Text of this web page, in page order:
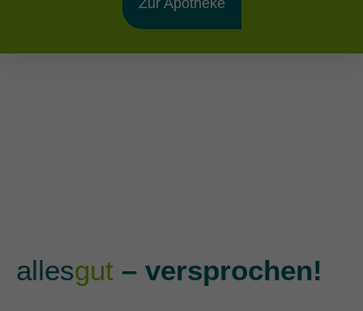
Zur Apotheke
allesgut – versprochen!